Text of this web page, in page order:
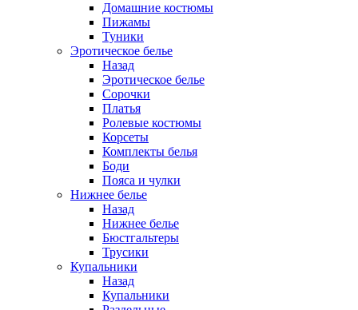
Домашние костюмы
Пижамы
Туники
Эротическое белье
Назад
Эротическое белье
Сорочки
Платья
Ролевые костюмы
Корсеты
Комплекты белья
Боди
Пояса и чулки
Нижнее белье
Назад
Нижнее белье
Бюстгальтеры
Трусики
Купальники
Назад
Купальники